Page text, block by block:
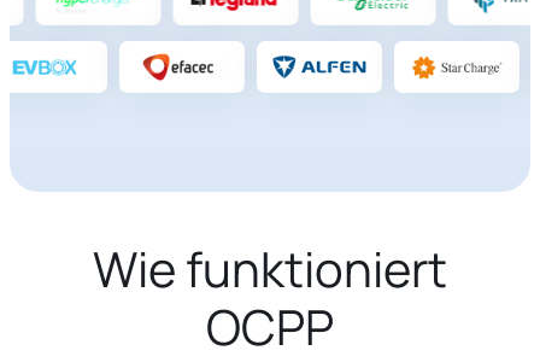
Wie funktioniert
OCPP